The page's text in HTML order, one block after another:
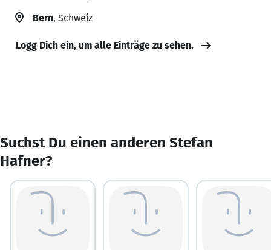
Bern, Schweiz
Logg Dich ein, um alle Einträge zu sehen.
Suchst Du einen anderen Stefan
Hafner?